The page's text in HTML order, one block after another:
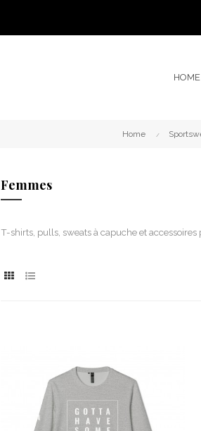
HOME
Home
Femmes
T-shirts, pulls, sweats à capuche et